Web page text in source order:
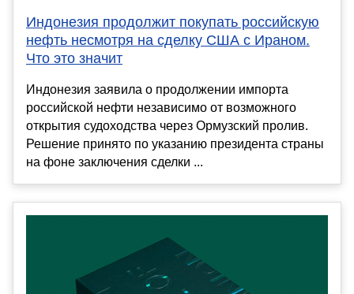
Индонезия продолжит покупать российскую
нефть несмотря на сделку США с Ираном.
Что это значит
Индонезия заявила о продолжении импорта
российской нефти независимо от возможного
открытия судоходства через Ормузский пролив.
Решение принято по указанию президента страны
на фоне заключения сделки ...